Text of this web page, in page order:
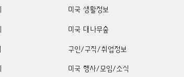
미국 생활정보
미국 대나무숲
구인/구직/취업정보
미국 행사/모임/소식